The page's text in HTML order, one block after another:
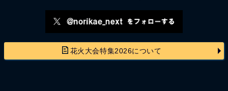
花火大会特集2026について